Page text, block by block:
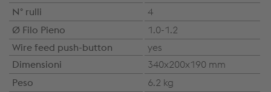
N° rulli
4
Ø Filo Pieno
1.0-1.2
Wire feed push-button
yes
Dimensioni
340x200x190 mm
Peso
6.2 kg